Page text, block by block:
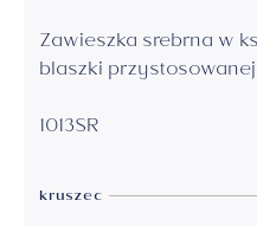
Zawieszka srebrna w
blaszki
1013SR
kruszec